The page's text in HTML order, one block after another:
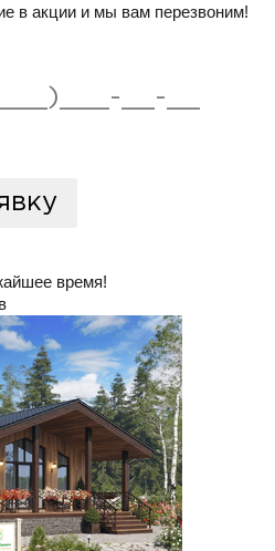
в акции и мы вам перезвоним!
время!